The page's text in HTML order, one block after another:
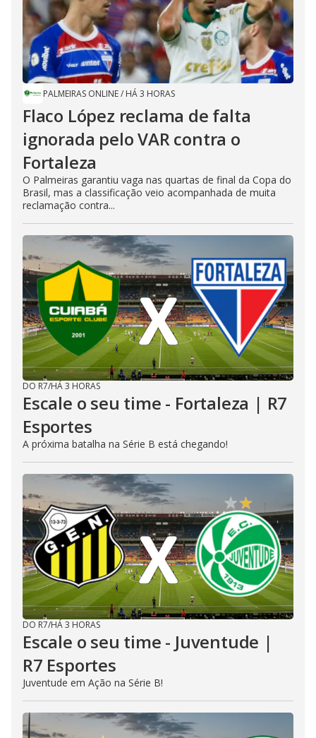
PALMEIRAS ONLINE/ HÁ 3 HORAS
Flaco López reclama de falta
ignorada pelo VAR contra o
Fortaleza
O Palmeiras garantiu vaga nas quartas de final da Copa do
Brasil, mas a classificação veio acompanhada de muita
reclamação contra...
DO R7/HÁ 3 HORAS
Escale o seu time - Fortaleza | R7
Esportes
A próxima batalha na Série B está chegando!
DO R7/HÁ 3 HORAS
Escale o seu time - Juventude |
R7 Esportes
Juventude em Ação na Série B!